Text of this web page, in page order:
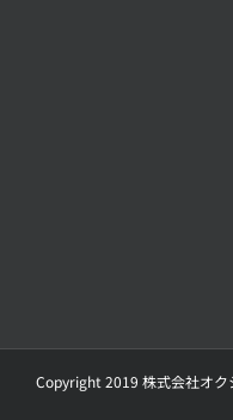
Copyright 2019 株式会社オク